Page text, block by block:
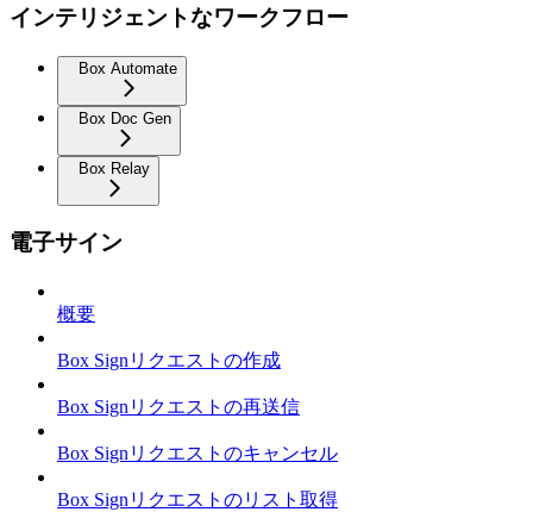
インテリジェントなワークフロー
Box Automate
Box Doc Gen
Box Relay
電子サイン
概要
Box Signリクエストの作成
Box Signリクエストの再送信
Box Signリクエストのキャンセル
Box Signリクエストのリスト取得